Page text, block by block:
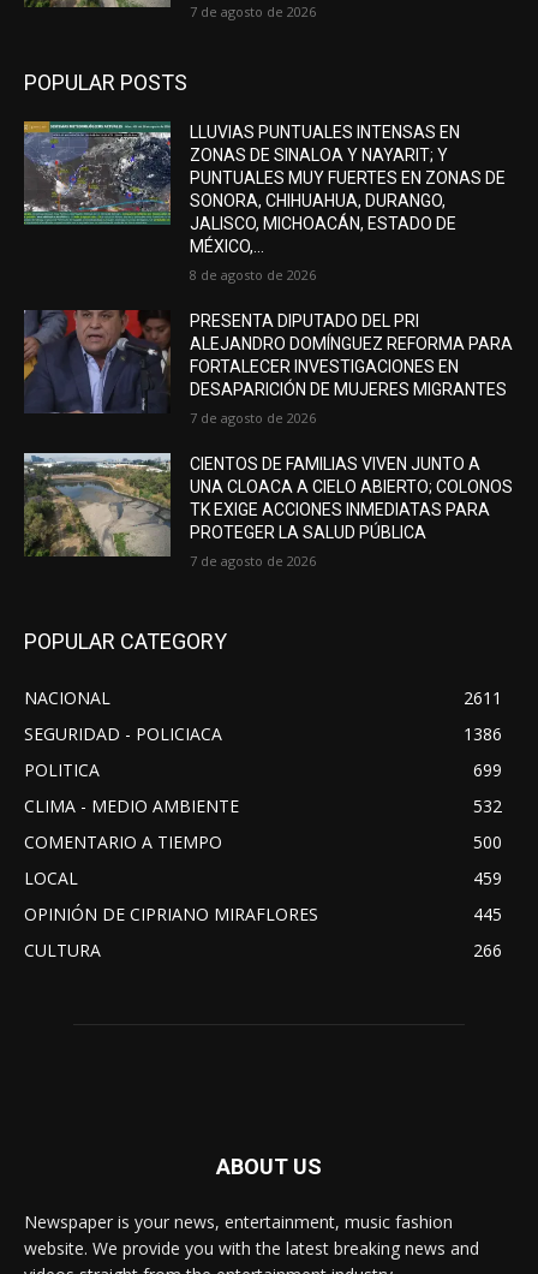
7 de agosto de 2026
POPULAR POSTS
LLUVIAS PUNTUALES INTENSAS EN
ZONAS DE SINALOA Y NAYARIT; Y
PUNTUALES MUY FUERTES EN ZONAS DE
SONORA, CHIHUAHUA, DURANGO,
JALISCO, MICHOACÁN, ESTADO DE
MÉXICO,...
8 de agosto de 2026
PRESENTA DIPUTADO DEL PRI
ALEJANDRO DOMÍNGUEZ REFORMA PARA
FORTALECER INVESTIGACIONES EN
DESAPARICIÓN DE MUJERES MIGRANTES
7 de agosto de 2026
CIENTOS DE FAMILIAS VIVEN JUNTO A
UNA CLOACA A CIELO ABIERTO; COLONOS
TK EXIGE ACCIONES INMEDIATAS PARA
PROTEGER LA SALUD PÚBLICA
7 de agosto de 2026
POPULAR CATEGORY
NACIONAL
2611
SEGURIDAD - POLICIACA
1386
POLITICA
699
CLIMA - MEDIO AMBIENTE
532
COMENTARIO A TIEMPO
500
LOCAL
459
OPINIÓN DE CIPRIANO MIRAFLORES
445
CULTURA
266
ABOUT US
Newspaper is your news, entertainment, music fashion
website. We provide you with the latest breaking news and